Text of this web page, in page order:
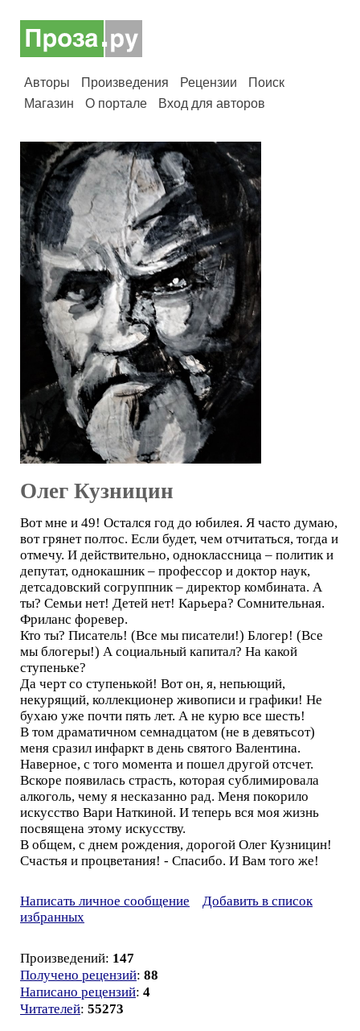
Авторы Произведения Рецензии
Поиск
Магазин
О портале Вход для авторов
Олег Кузницин
Вот мне и 49! Остался год до юбилея. Я часто думаю,
вот грянет полтос. Если будет, чем отчитаться, тогда и
отмечу. И действительно, одноклассница – политик и
депутат, однокашник – профессор и доктор наук,
детсадовский согруппник – директор комбината. А
ты? Семьи нет! Детей нет! Карьера? Сомнительная.
Фриланс форевер.
Кто ты? Писатель! (Все мы писатели!) Блогер! (Все
мы блогеры!) А социальный капитал? На какой
ступеньке?
Да черт со ступенькой! Вот он, я, непьющий,
некурящий, коллекционер живописи и графики! Не
бухаю уже почти пять лет. А не курю все шесть!
В том драматичном семнадцатом (не в девятьсот)
меня сразил инфаркт в день святого Валентина.
Наверное, с того момента и пошел другой отсчет.
Вскоре появилась страсть, которая сублимировала
алкоголь, чему я несказанно рад. Меня покорило
искусство Вари Наткиной. И теперь вся моя жизнь
посвящена этому искусству.
В общем, с днем рождения, дорогой Олег Кузницин!
Счастья и процветания! - Спасибо. И Вам того же!
Написать личное сообщение
Добавить в список
избранных
Произведений: 147
Получено рецензий: 88
Написано рецензий: 4
Читателей: 55273